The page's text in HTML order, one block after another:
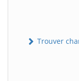
Trouver